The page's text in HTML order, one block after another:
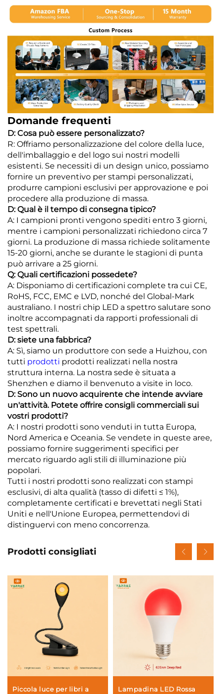
Domande frequenti
D: Cosa può essere personalizzato?
R: Offriamo personalizzazione del colore della luce,
dell'imballaggio e del logo sui nostri modelli
esistenti. Se necessiti di un design unico, possiamo
fornire un preventivo per stampi personalizzati,
produrre campioni esclusivi per approvazione e poi
procedere alla produzione di massa.
D: Qual è il tempo di consegna tipico?
A: I campioni pronti vengono spediti entro 3 giorni,
mentre i campioni personalizzati richiedono circa 7
giorni. La produzione di massa richiede solitamente
15-20 giorni, anche se durante le stagioni di punta
può arrivare a 25 giorni.
Q: Quali certificazioni possedete?
A: Disponiamo di certificazioni complete tra cui CE,
RoHS, FCC, EMC e LVD, nonché del Global-Mark
australiano. I nostri chip LED a spettro salutare sono
inoltre accompagnati da rapporti professionali di
test spettrali.
D: siete una fabbrica?
A: Sì, siamo un produttore con sede a Huizhou, con
tutti prodotti prodotti realizzati nella nostra
struttura interna. La nostra sede è situata a
Shenzhen e diamo il benvenuto a visite in loco.
D: Sono un nuovo acquirente che intende avviare
un'attività. Potete offrire consigli commerciali sui
vostri prodotti?
A: I nostri prodotti sono venduti in tutta Europa,
Nord America e Oceania. Se vendete in queste aree,
possiamo fornire suggerimenti specifici per
mercato riguardo agli stili di illuminazione più
popolari.
Tutti i nostri prodotti sono realizzati con stampi
esclusivi, di alta qualità (tasso di difetti ≤ 1%),
completamente certificati e brevettati negli Stati
Uniti e nell'Unione Europea, permettendovi di
distinguervi con meno concorrenza.
Prodotti consigliati
Piccola luce per libri a
Lampadina LED Rossa